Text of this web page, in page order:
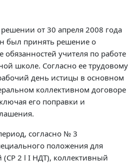
от 30 апреля 2008 года
был принять решение о
учителя по работе
школе. Согласно ее трудовому
день истицы в основном
коллективном договоре
его поправки и
согласно № 3
положения для
(СР 2 l I НДТ), коллективный